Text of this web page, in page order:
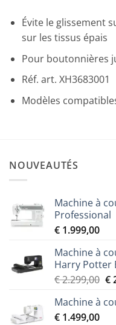
Évite le glissement
sur les tissus épais
Pour boutonnières
Réf. art. XH3683001
Modèles compatibles
NOUVEAUTÉS
Machine à
Professional
€ 1.999,00
Machine à
Harry Potter
€2.299,00 Le
€
Machine à
€ 1.499,00